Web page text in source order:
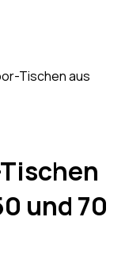
Tischen aus
und 70